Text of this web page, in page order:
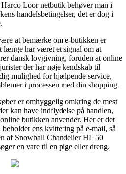
Loor netbutik behøver man i
handelsbetingelser, det er dog i
at bemærke om e-butikken er
længe har været et signal om at
dansk lovgivning, foruden at online
der har nøje kendskab til
mulighed for hjælpende service,
i processen med din shopping.
er omhyggelig omkring de mest
kan have indflydelse på handlen,
butikken anvender. Her er det
ens kvittering på e-mail, så
af Snowball Chandelier HL 50
en vare til en pige eller dreng.